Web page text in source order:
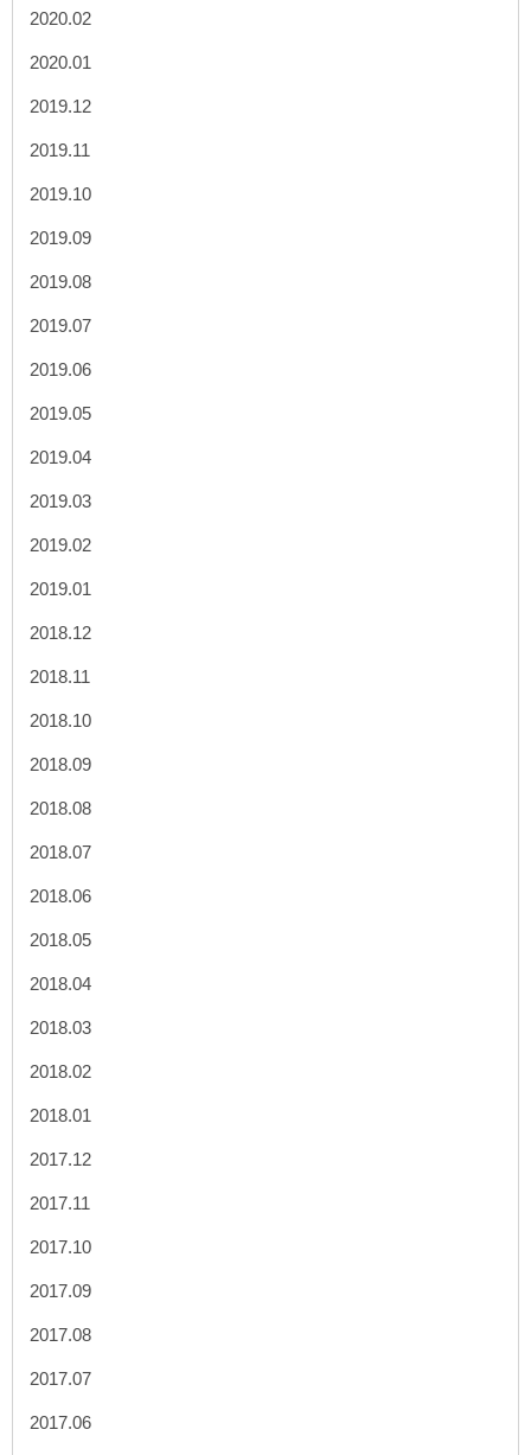
2020.02
2020.01
2019.12
2019.11
2019.10
2019.09
2019.08
2019.07
2019.06
2019.05
2019.04
2019.03
2019.02
2019.01
2018.12
2018.11
2018.10
2018.09
2018.08
2018.07
2018.06
2018.05
2018.04
2018.03
2018.02
2018.01
2017.12
2017.11
2017.10
2017.09
2017.08
2017.07
2017.06